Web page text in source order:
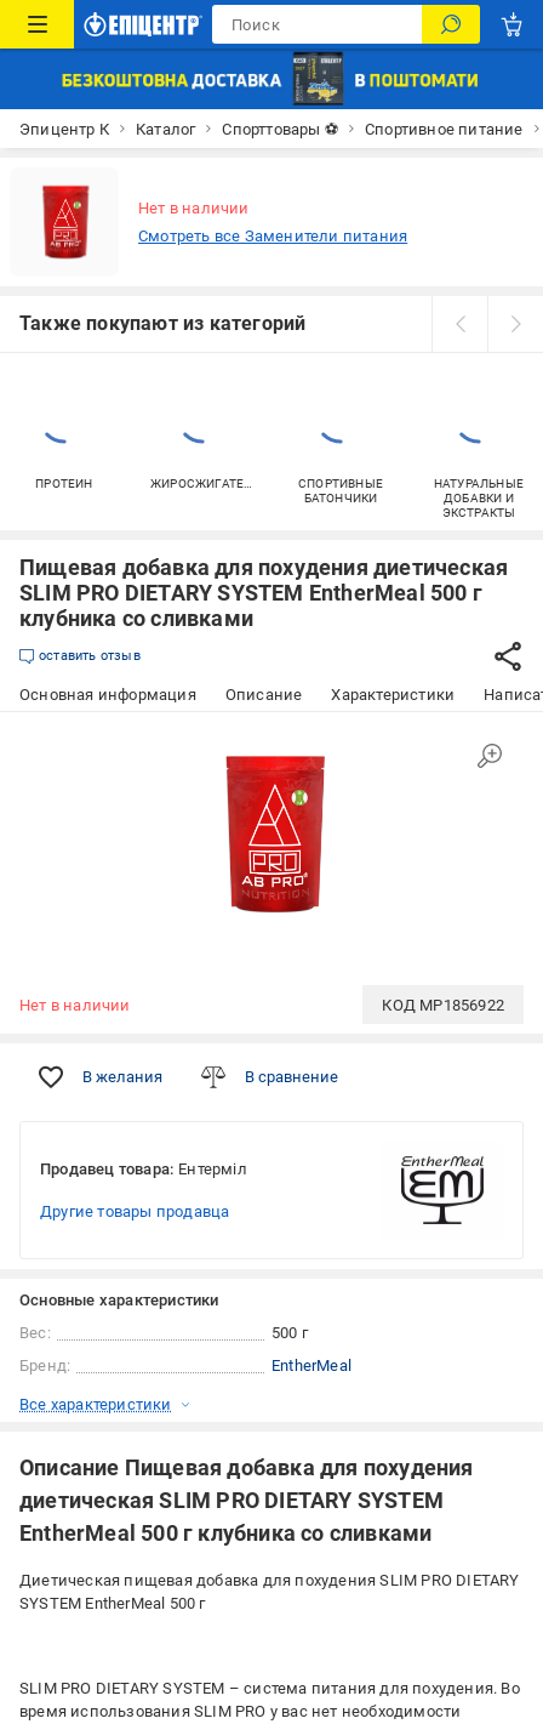
Эпицентр К Каталог Спорттовары ⚽ Спортивное питание
Нет в наличии
Смотреть все Заменители питания
Также покупают из категорий
ПРОТЕИН
СПОРТИВНЫЕ
БАТОНЧИКИ
НАТУРАЛЬНЫЕ
ДОБАВКИ И
ЭКСТРАКТЫ
Пищевая добавка для похудения диетическая
SLIM PRO DIETARY SYSTEM EntherMeal 500 г
клубника со сливками
оставить отзыв
Основная информация Описание Характеристики
Нет в наличии КОД MP1856922
В желания В сравнение
Продавец товара: Ентерміл
Другие товары продавца
Основные характеристики
Вес:
500 г
Бренд:
EntherMeal
Все характеристики
Описание Пищевая добавка для похудения
диетическая SLIM PRO DIETARY SYSTEM
EntherMeal 500 г клубника со сливками
Диетическая пищевая добавка для похудения SLIM PRO DIETARY
SYSTEM EntherMeal 500 г
SLIM PRO DIETARY SYSTEM – система питания для похудения. Во
время использования SLIM PRO у вас нет необходимости